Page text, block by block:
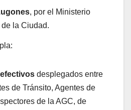
, por el Ministerio
la Ciudad.
efectivos desplegados entre
de Tránsito, Agentes de
de la AGC, de